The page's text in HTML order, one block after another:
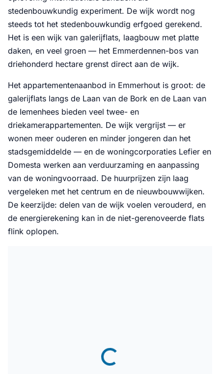
stedenbouwkundig experiment. De wijk wordt nog
steeds tot het stedenbouwkundig erfgoed gerekend.
Het is een wijk van galerijflats, laagbouw met platte
daken, en veel groen — het Emmerdennen-bos van
driehonderd hectare grenst direct aan de wijk.
Het appartementenaanbod in Emmerhout is groot: de
galerijflats langs de Laan van de Bork en de Laan van
de Iemenhees bieden veel twee- en
driekamerappartementen. De wijk vergrijst — er
wonen meer ouderen en minder jongeren dan het
stadsgemiddelde — en de woningcorporaties Lefier en
Domesta werken aan verduurzaming en aanpassing
van de woningvoorraad. De huurprijzen zijn laag
vergeleken met het centrum en de nieuwbouwwijken.
De keerzijde: delen van de wijk voelen verouderd, en
de energierekening kan in de niet-gerenoveerde flats
flink oplopen.